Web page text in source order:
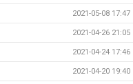
2021-05-08 17:47
2021-04-26 21:05
2021-04-24 17:46
2021-04-20 19:40